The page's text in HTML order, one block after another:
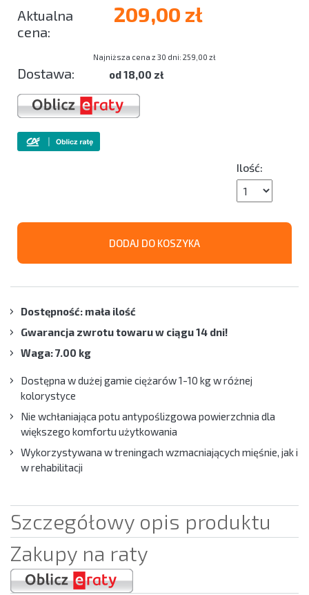
209,00 zł
Najniższa cena z 30 dni: 259,00 zł
Dostawa: od 18,00 zł
Ilość:
DODAJ DO KOSZYKA
Dostępność: mała ilość
Gwarancja zwrotu towaru w ciągu 14 dni!
Waga: 7.00 kg
Dostępna w dużej gamie ciężarów 1-10 kg w różnej
kolorystyce
Nie wchłaniająca potu antypoślizgowa powierzchnia dla
większego komfortu użytkowania
Wykorzystywana w treningach wzmacniających mięśnie, jak i
w rehabilitacji
Szczegółowy opis produktu
Zakupy na raty